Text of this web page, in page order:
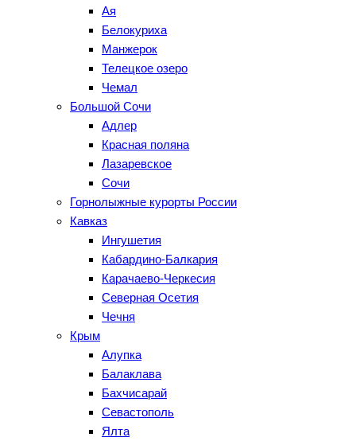
Ая
Белокуриха
Манжерок
Телецкое озеро
Чемал
Большой Сочи
Адлер
Красная поляна
Лазаревское
Сочи
Горнолыжные курорты России
Кавказ
Ингушетия
Кабардино-Балкария
Карачаево-Черкесия
Северная Осетия
Чечня
Крым
Алупка
Балаклава
Бахчисарай
Севастополь
Ялта